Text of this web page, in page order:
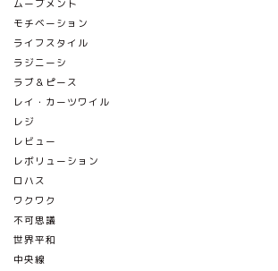
ムーブメント
モチベーション
ライフスタイル
ラジニーシ
ラブ＆ピース
レイ・カーツワイル
レジ
レビュー
レボリューション
ロハス
ワクワク
不可思議
世界平和
中央線